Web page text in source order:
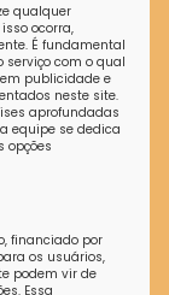
qualquer
ocorra,
É fundamental
serviço com o qual
publicidade e
neste site.
aprofundadas
equipe se dedica
opções
financiado por
os usuários,
podem vir de
Essa